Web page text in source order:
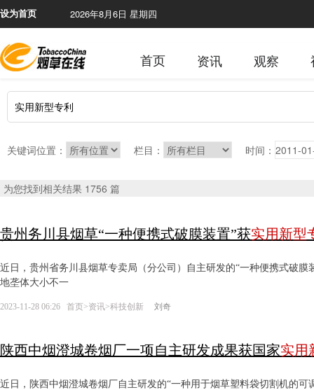
设为首页 2026年8月6日 星期四
首页 资讯 观察
关键词位置： 栏目： 时间：
为您找到相关结果 1756 篇
贵州务川县烟草“一种便携式破膜装置”获实用新型
近日，贵州省务川县烟草专卖局（分公司）自主研发的“一种便携式破膜
地垄体大小不一
2023-11-28 06:26 首页>资讯>科技创新 刘奇
陕西中烟澄城卷烟厂一项自主研发成果获国家实用
近日，陕西中烟澄城卷烟厂自主研发的“一种用于烟草塑料袋切割机的可